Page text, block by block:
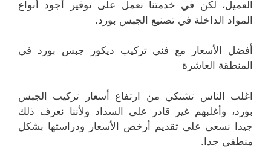
العميل، لكن في خدمتنا نعمل على توفير أجود أنواع
المواد الداخلة في تصنيع الجبس بورد.
أفضل الأسعار مع فني تركيب ديكور جبس بورد في
المنطقة العاشرة
اغلب الناس تشتكي من ارتفاع أسعار تركيب الجبس
بورد، وأغلبهم غير قادر على السداد ولأننا نعرف ذلك
جيدا نسعى على تقديم أرخص الأسعار ودراستها بشكل
منطقي جدا.